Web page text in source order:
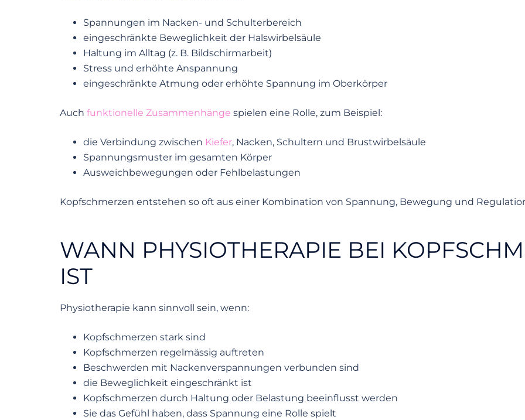
Spannungen im Nacken- und Schulterbereich
eingeschränkte Beweglichkeit der Halswirbelsäule
Haltung im Alltag (z. B. Bildschirmarbeit)
Stress und erhöhte Anspannung
eingeschränkte Atmung oder erhöhte Spannung im Oberkörper
Auch funktionelle Zusammenhänge spielen eine Rolle, zum Beispiel:
die Verbindung zwischen Kiefer, Nacken, Schultern und Brustwirbelsäule
Spannungsmuster im gesamten Körper
Ausweichbewegungen oder Fehlbelastungen
Kopfschmerzen entstehen so oft aus einer Kombination von Spannung, Bewegung und
WANN PHYSIOTHERAPIE BEI
IST
Physiotherapie kann sinnvoll sein, wenn:
Kopfschmerzen stark sind
Kopfschmerzen regelmässig auftreten
Beschwerden mit Nackenverspannungen verbunden sind
die Beweglichkeit eingeschränkt ist
Kopfschmerzen durch Haltung oder Belastung beeinflusst werden
Sie das Gefühl haben, dass Spannung eine Rolle spielt